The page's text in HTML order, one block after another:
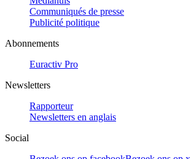
Communiqués de presse
Publicité politique
Abonnements
Euractiv Pro
Newsletters
Rapporteur
Newsletters en anglais
Social